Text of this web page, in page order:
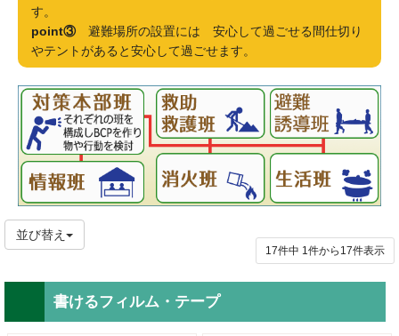
す。
point③避難場所の設置には 安心して過ごせる間仕切り
やテントがあると安心して過ごせます。
並び替え
17件中 1件から 17件表示
書けるフィルム・テープ